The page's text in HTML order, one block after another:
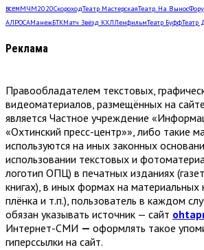
всемМЧМ2020СкороходТеатр МастерскаяТеатр. На Вынос
АЛРОСАМанежБТКМатч Звёзд КХЛЛенфильмТеатр БуффТеатр
Реклама
Правообладателем текстовых,
видеоматериалов, размещённых на сайте
является Частное учреждение
«Охтинский пресс-центр»», либо такие
используются на иных законных
использовании текстовых и
логотип ОПЦ) в печатных изданиях
книгах), в иных формах на материальных
плёнка и т.п.), пользователь в каждом
обязан указывать источник — сайт
Интернет-СМИ — оформлять такое
гиперссылки на сайт.